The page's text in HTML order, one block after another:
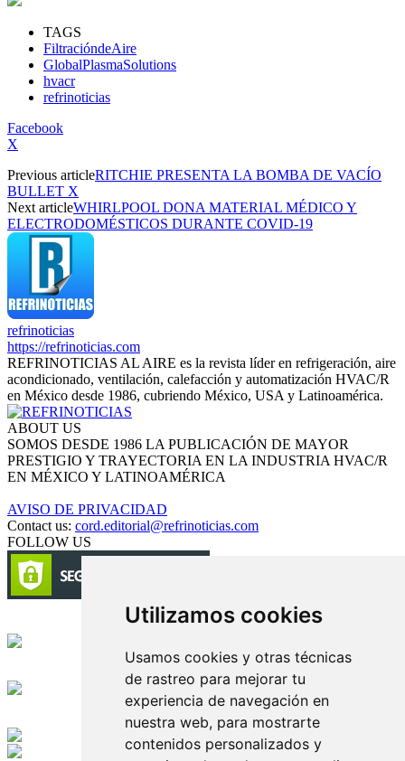
Utilizamos cookies
Usamos cookies y otras técnicas
de rastreo para mejorar tu
experiencia de navegación en
nuestra web, para mostrarte
contenidos personalizados y
TAGS
FiltracióndeAire
GlobalPlasmaSolutions
hvacr
refrinoticias
Facebook
X
Previous articleRITCHIE PRESENTA LA BOMBA DE VACÍO
BULLET X
Next articleWHIRLPOOL DONA MATERIAL MÉDICO Y
ELECTRODOMÉSTICOS DURANTE COVID-19
refrinoticias
https://refrinoticias.com
REFRINOTICIAS AL AIRE es la revista líder en refrigeración, aire
acondicionado, ventilación, calefacción y automatización HVAC/R
en México desde 1986, cubriendo México, USA y Latinoamérica.
ABOUT US
SOMOS DESDE 1986 LA PUBLICACIÓN DE MAYOR
PRESTIGIO Y TRAYECTORIA EN LA INDUSTRIA HVAC/R
EN MÉXICO Y LATINOAMÉRICA
AVISO DE PRIVACIDAD
Contact us: cord.editorial@refrinoticias.com
FOLLOW US
Circulación certificada
Edición digital con tecnología